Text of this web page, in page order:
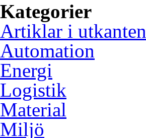
Kategorier
Artiklar i utkanten
Automation
Energi
Logistik
Material
Miljö